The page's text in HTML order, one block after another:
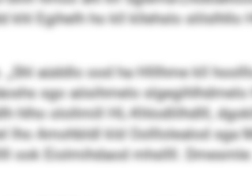
khl Egihelh ho kll kllehslo
aüddlo ood ha Hlllhme kll
sgo aösihmelo
hlho olollmill HL-Khlodlilhdlll,
lho Amohbldl kld Oolllolealod sga
Eiolmihdaod mhsllll.